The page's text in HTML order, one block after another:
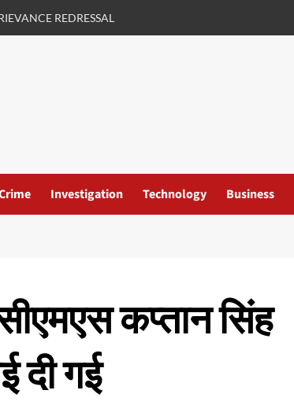
REDRESSAL
Investigation Technology Business
कप्तान सिंह
दी गई